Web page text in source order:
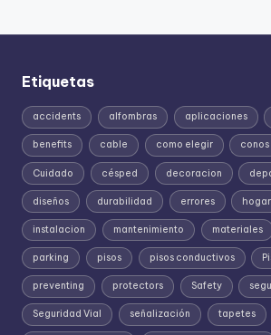
Etiquetas
accidents alfombras aplicaciones
benefits cable como elegir conos
Cuidado césped decoracion
diseños durabilidad errores hogar
instalacion mantenimiento materiales
parking pisos pisos conductivos
preventing protectors Safety
Seguridad Vial señalización tapetes